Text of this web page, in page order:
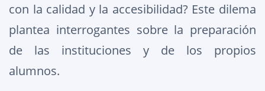
con la calidad y la accesibilidad? Este dilema
plantea interrogantes sobre la preparación
de las instituciones y de los propios
alumnos.